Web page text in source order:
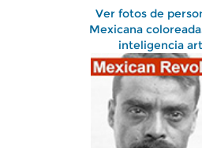
Ver fotos de
Mexicana
inteligencia